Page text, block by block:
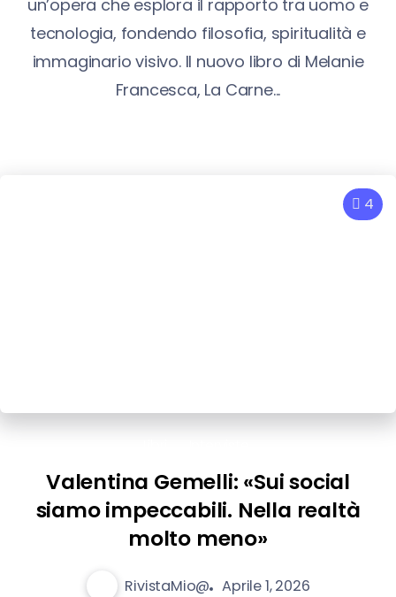
un’opera che esplora il rapporto tra uomo e
tecnologia, fondendo filosofia, spiritualità e
immaginario visivo. Il nuovo libro di Melanie
Francesca, La Carne...
4
Valentina Gemelli: «Sui social
siamo impeccabili. Nella realtà
molto meno»
RivistaMio@ Aprile 1, 2026